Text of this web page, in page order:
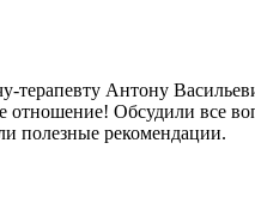
Антону
отношение! Обсудили все
полезные рекомендации.